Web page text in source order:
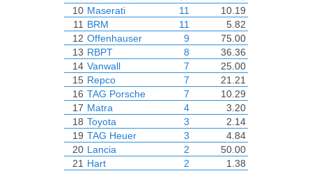
10 Maserati 11
10.19
11 BRM 11
5.82
12 Offenhauser 9
75.00
13 RBPT 8
36.36
14 Vanwall 7
25.00
15 Repco 7
21.21
16 TAG Porsche 7
10.29
17 Matra 4
3.20
18 Toyota 3
2.14
19 TAG Heuer 3
4.84
20 Lancia 2
50.00
21 Hart 2
1.38